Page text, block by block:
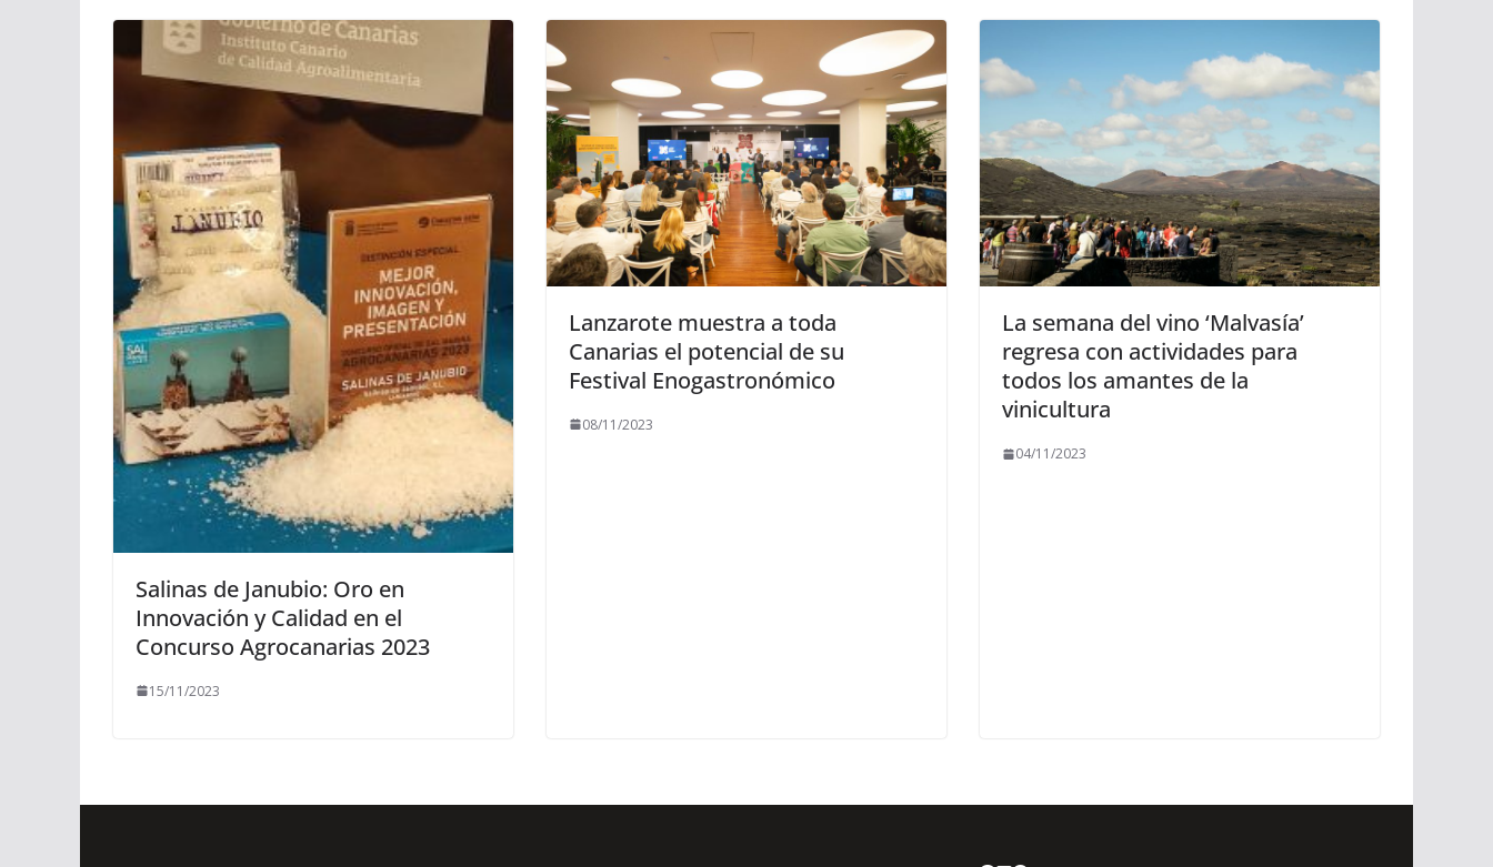
Salinas de Janubio: Oro en
Innovación y Calidad en el
Concurso Agrocanarias 2023
15/11/2023
Lanzarote muestra a toda
Canarias el potencial de su
Festival Enogastronómico
08/11/2023
La semana del vino ‘Malvasía’
regresa con actividades para
todos los amantes de la
vinicultura
04/11/2023